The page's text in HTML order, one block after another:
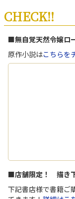
CHECK!!
■無自覚天然令嬢ロ
原作小説はこちらを
■店舗限定！ 描き
下記書店様で書籍ご